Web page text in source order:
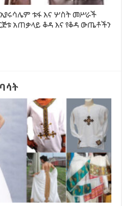
ቱፋ እና ሦስት መሥራች
አጠቃላይ ቆዳ እና የቆዳ ውጤቶችን